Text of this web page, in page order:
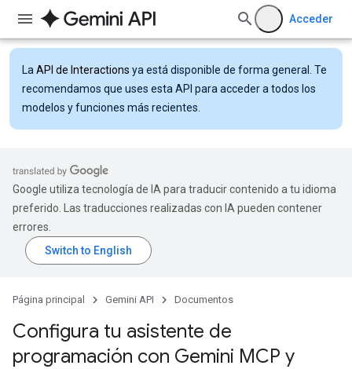
Acceder
La API de Interactions ya está disponible de forma general. Te
recomendamos que uses esta API para acceder a todos los
modelos y funciones más recientes.
Google utiliza tecnología de IA para traducir contenido a tu idioma
preferido. Las traducciones realizadas con IA pueden contener
errores.
Página principal Gemini API Documentos
Configura tu asistente de
programación con Gemini MCP y